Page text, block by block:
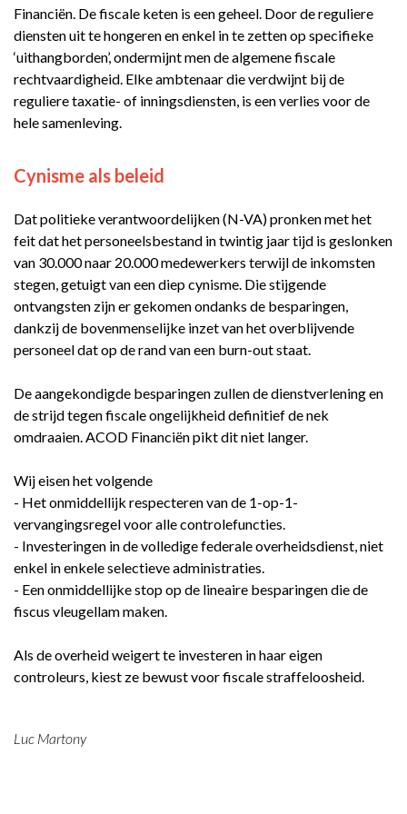
Financiën. De fiscale keten is een geheel. Door de reguliere
diensten uit te hongeren en enkel in te zetten op specifieke
‘uithangborden’, ondermijnt men de algemene fiscale
rechtvaardigheid. Elke ambtenaar die verdwijnt bij de
reguliere taxatie- of inningsdiensten, is een verlies voor de
hele samenleving.
Cynisme als beleid
Dat politieke verantwoordelijken (N-VA) pronken met het
feit dat het personeelsbestand in twintig jaar tijd is geslonken
van 30.000 naar 20.000 medewerkers terwijl de inkomsten
stegen, getuigt van een diep cynisme. Die stijgende
ontvangsten zijn er gekomen ondanks de besparingen,
dankzij de bovenmenselijke inzet van het overblijvende
personeel dat op de rand van een burn-out staat.
De aangekondigde besparingen zullen de dienstverlening en
de strijd tegen fiscale ongelijkheid definitief de nek
omdraaien. ACOD Financiën pikt dit niet langer.
Wij eisen het volgende
- Het onmiddellijk respecteren van de 1-op-1-
vervangingsregel voor alle controlefuncties.
- Investeringen in de volledige federale overheidsdienst, niet
enkel in enkele selectieve administraties.
- Een onmiddellijke stop op de lineaire besparingen die de
fiscus vleugellam maken.
Als de overheid weigert te investeren in haar eigen
controleurs, kiest ze bewust voor fiscale straffeloosheid.
Luc Martony